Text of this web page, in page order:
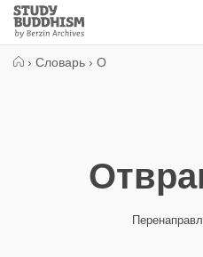
Close
Study
Buddhism
› Словарь › О